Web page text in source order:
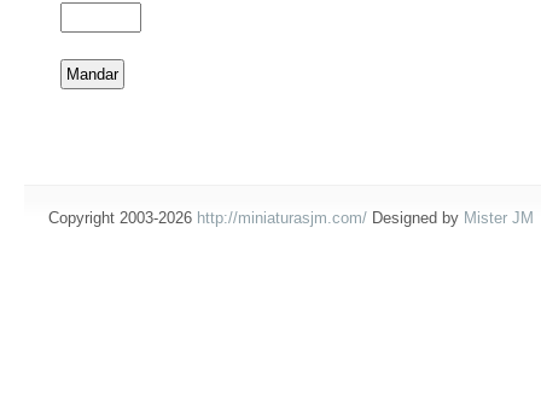
Copyright 2003-2026 http://miniaturasjm.com/ Designed by Mister JM